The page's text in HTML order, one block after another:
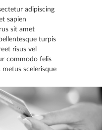
adipiscing
sapien
sit amet
turpis
risus vel
commodo felis
scelerisque